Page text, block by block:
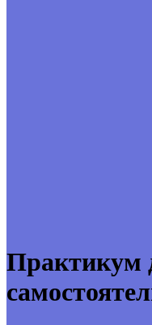
Практикум